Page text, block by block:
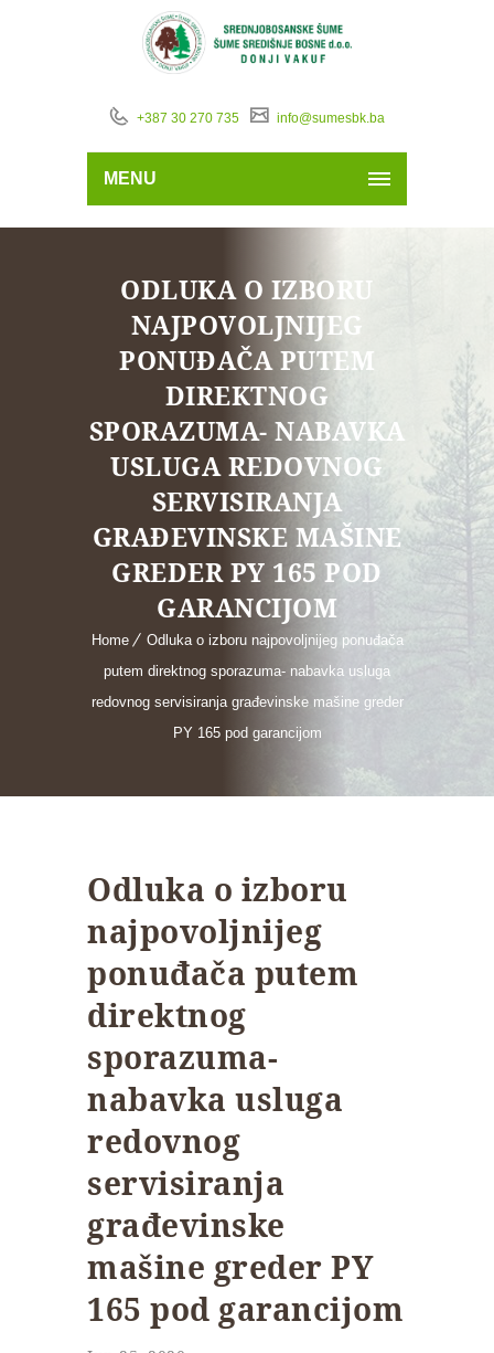
+387 30 270 735 info@sumesbk.ba
MENU
ODLUKA O IZBORU
NAJPOVOLJNIJEG
PONUĐAČA PUTEM
DIREKTNOG
SPORAZUMA- NABAVKA
USLUGA REDOVNOG
SERVISIRANJA
GRAĐEVINSKE MAŠINE
GREDER PY 165 POD
GARANCIJOM
Home
Odluka o izboru najpovoljnijeg ponuđača
putem direktnog sporazuma- nabavka usluga
redovnog servisiranja građevinske mašine greder
PY 165 pod garancijom
Odluka o izboru
najpovoljnijeg
ponuđača putem
direktnog
sporazuma-
nabavka usluga
redovnog
servisiranja
građevinske
mašine greder PY
165 pod garancijom